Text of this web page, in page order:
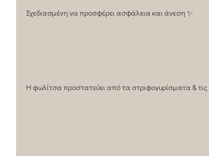
Σχεδιασμένη να προσφέρει ασφάλεια και άνεση ✨
Η φωλίτσα προστατεύει από τα στριφογυρίσματα &